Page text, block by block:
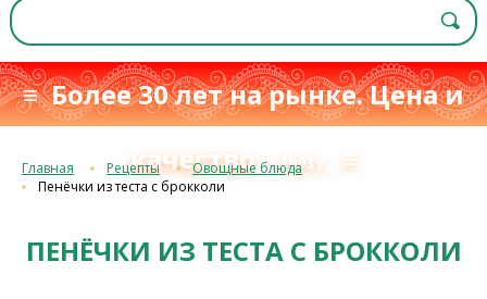
≡ Более 30 лет на рынке. Цена и
качествос 1993 г. ≡
Главная Рецепты
Овощные блюда
Пенёчки из теста с брокколи
ПЕНЁЧКИ ИЗ ТЕСТА С БРОККОЛИ